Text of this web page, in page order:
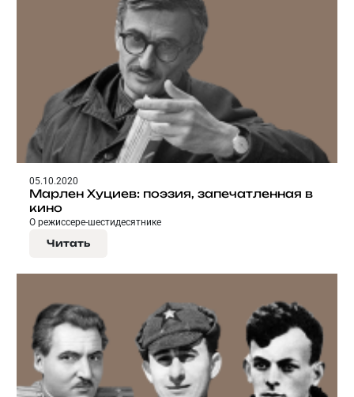
05.10.2020
Марлен Хуциев: поэзия, запечатленная в
кино
О режиссере-шестидесятнике
Читать